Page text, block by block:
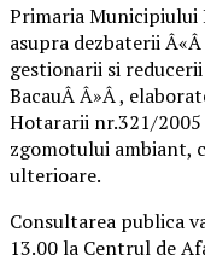
Primaria Municipiului
asupra dezbaterii
gestionarii si
BacauÂ Â»Â ,
Hotararii nr.321/
zgomotului ambiant,
ulterioare.
Consultarea publica
13.00 la Centrul de